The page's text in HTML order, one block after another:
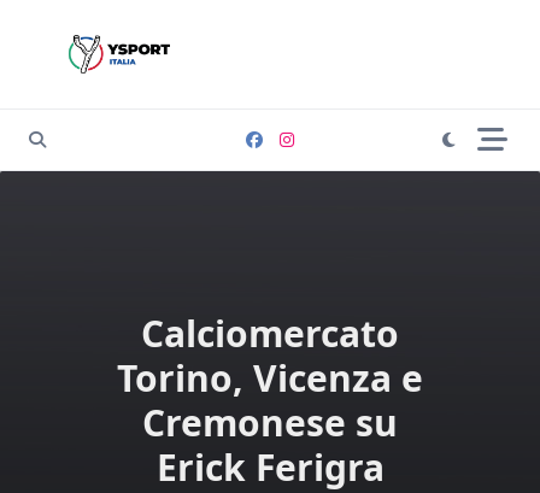
Calciomercato
Torino, Vicenza e
Cremonese su
Erick Ferigra